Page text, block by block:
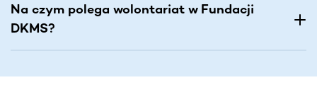
Na czym polega wolontariat w Fundacji
DKMS?